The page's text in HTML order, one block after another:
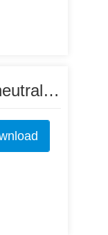
Haze Colorimeter Software for Windows - colorhazemeter-neutral-v2.3.zip